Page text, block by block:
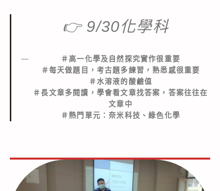
👉9/30化學科
＃高一化學及自然探究實作很重要
＃每天做題目，考古題多練習，熟悉感很重要
＃水溶液的酸鹼值
＃長文章多閱讀，學會看文章找答案，答案往往在
文章中
＃熱門單元：奈米科技、綠色化學